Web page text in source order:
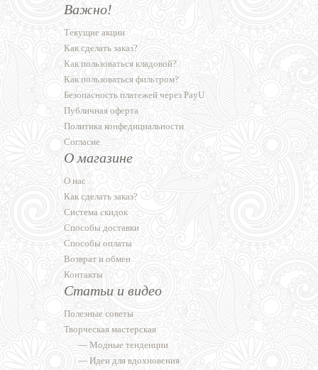
Важно!
Текущие акции
Как сделать заказ?
Как пользоваться кладовой?
Как пользоваться фильтром?
Безопасность платежей через PayU
Публичная оферта
Политика конфедициальности
Согласие
О магазине
О нас
Как сделать заказ?
Система скидок
Способы доставки
Способы оплаты
Возврат и обмен
Контакты
Статьи и видео
Полезные советы
Творческая мастерская
— Модные тенденции
— Идеи для вдохновения